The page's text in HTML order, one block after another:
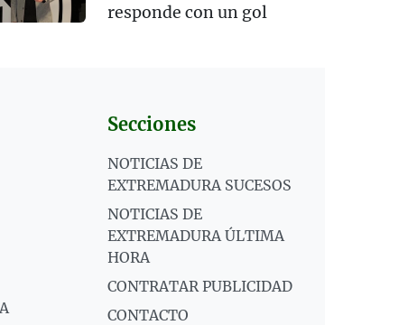
responde con un gol
Secciones
NOTICIAS DE
EXTREMADURA SUCESOS
NOTICIAS DE
EXTREMADURA ÚLTIMA
HORA
CONTRATAR PUBLICIDAD
CONTACTO